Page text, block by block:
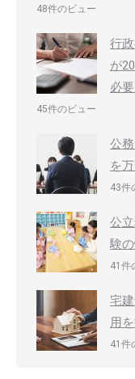
48件のビュー
行
が
必要
45件のビュー
公
を
43件
公
験
41件
宅
用
41件